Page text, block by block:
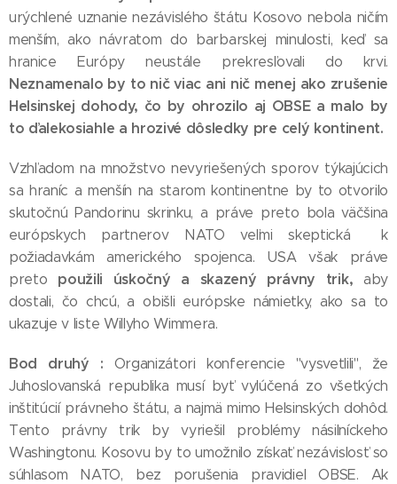
urýchlené uznanie nezávislého štátu Kosovo nebola ničím
menším, ako návratom do barbarskej minulosti, keď sa
hranice Európy neustále prekresľovali do krvi.
Neznamenalo by to nič viac ani nič menej ako zrušenie
Helsinskej dohody, čo by ohrozilo aj OBSE a malo by
to ďalekosiahle a hrozivé dôsledky pre celý kontinent.
Vzhľadom na množstvo nevyriešených sporov týkajúcich
sa hraníc a menšín na starom kontinentne by to otvorilo
skutočnú Pandorinu skrinku, a práve preto bola väčšina
európskych partnerov NATO veľmi skeptická k
požiadavkám amerického spojenca. USA však práve
preto použili úskočný a skazený právny trik, aby
dostali, čo chcú, a obišli európske námietky, ako sa to
ukazuje v liste Willyho Wimmera.
Bod druhý : Organizátori konferencie "vysvetlili", že
Juhoslovanská republika musí byť vylúčená zo všetkých
inštitúcií právneho štátu, a najmä mimo Helsinských dohôd.
Tento právny trik by vyriešil problémy násilníckeho
Washingtonu. Kosovu by to umožnilo získať nezávislosť so
súhlasom NATO, bez porušenia pravidiel OBSE. Ak